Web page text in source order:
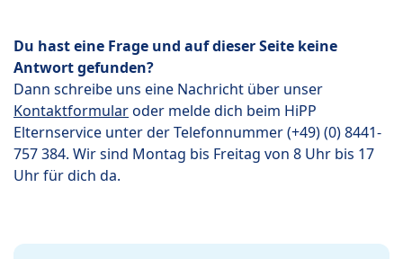
Du hast eine Frage und auf dieser Seite keine
Antwort gefunden?
Dann schreibe uns eine Nachricht über unser
Kontaktformularoder melde dich beim HiPP
Elternservice unter der Telefonnummer (+49) (0) 8441-
757 384. Wir sind Montag bis Freitag von 8 Uhr bis 17
Uhr für dich da.